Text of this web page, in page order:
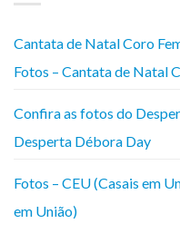
Cantata de Natal Coro
Fotos – Cantata de Natal
Confira as fotos do
Desperta Débora Day
Fotos – CEU (Casais em
em União)